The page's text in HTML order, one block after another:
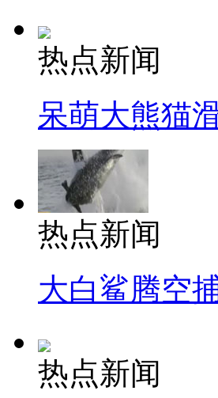
热点新闻
呆萌大熊猫
热点新闻
大白鲨腾空
热点新闻